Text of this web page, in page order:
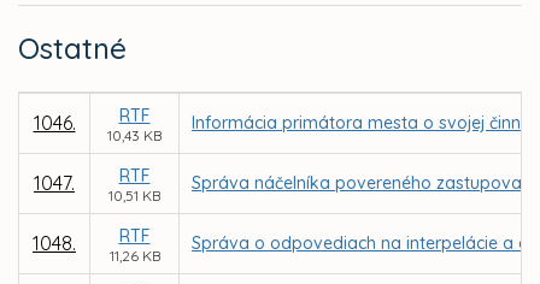
Ostatné
1046. RTF
10,43 KB
Informácia primátora mesta o svojej
1047. RTF
10,51 KB
Správa náčelníka povereného
1048. RTF
11,26 KB
Správa o odpovediach na interpelácie a